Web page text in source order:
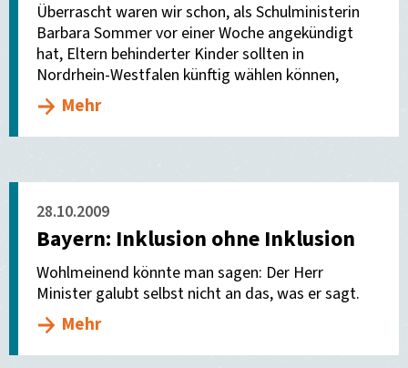
Überrascht waren wir schon, als Schulministerin
Barbara Sommer vor einer Woche angekündigt
hat, Eltern behinderter Kinder sollten in
Nordrhein-Westfalen künftig wählen können,
Mehr
28.10.2009
Bayern: Inklusion ohne Inklusion
Wohlmeinend könnte man sagen: Der Herr
Minister galubt selbst nicht an das, was er sagt.
Mehr